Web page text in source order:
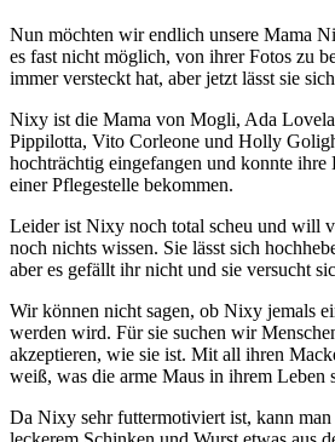
Nun möchten wir endlich unsere Mama
es fast nicht möglich, von ihrer Fotos zu
immer versteckt hat, aber jetzt lässt sie
Nixy ist die Mama von Mogli, Ada
Pippilotta, Vito Corleone und Holly
hochträchtig eingefangen und konnte
einer Pflegestelle bekommen.
Leider ist Nixy noch total scheu und will
noch nichts wissen. Sie lässt sich
aber es gefällt ihr nicht und sie versucht
Wir können nicht sagen, ob Nixy jemals
werden wird. Für sie suchen wir
akzeptieren, wie sie ist. Mit all ihren
weiß, was die arme Maus in ihrem Leben
Da Nixy sehr futtermotiviert ist, kann man